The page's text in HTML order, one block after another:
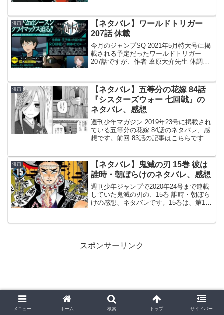
ました。その後、ジャンプSQに移籍し連
載し...
漫画
【ネタバレ】ワールドトリガー
207話 休載
今月のジャンプSQ 2021年5月特大号に掲
載される予定だったワールドトリガー
207話ですが、作者 葦原大介先生 体調不
ないそうです。2月も体調不良で休載があ
っ...
漫画
【ネタバレ】五等分の花嫁 84話
『シスターズウォー 七回戦』の
ネタバレ、感想
週刊少年マガジン 2019年23号に掲載され
ている五等分の花嫁 84話のネタバレ、感
想です。前回 83話の記事はこちらです。
習にて前回、風太郎たちと三玖は修学旅
行の最終...
漫画
【ネタバレ】鬼滅の刃 15巻 彼は
誰時・朝ぼらけのネタバレ、感想
週刊少年ジャンプで2020年24号まで連載
していた鬼滅の刃の、15巻 誰時・朝ぼら
けの感想、ネタバレです。15巻は、第125
スポンサーリンク
メニュー ホーム 検索 トップ サイドバー